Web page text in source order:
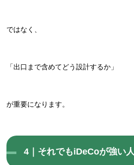
ではなく、
「出口まで含めてどう設計するか」
が重要になります。
4｜それでもiDeCoが強い